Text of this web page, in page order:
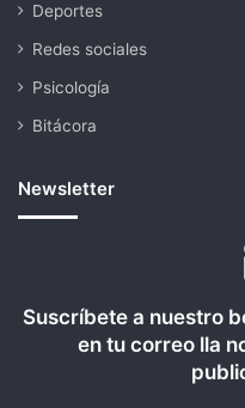
Deportes
Redes sociales
Psicología
Bitácora
Newsletter
Suscríbete a nuestro
en tu correo lla